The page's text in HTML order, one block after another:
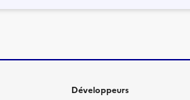
Développeurs